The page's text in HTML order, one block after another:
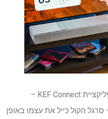
ברגע שהגדרתי את ה-XIO עם אפליקציית KEF Connect –
הקול כייל את עצמו באופן